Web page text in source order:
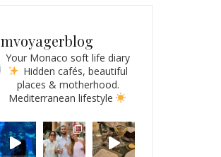
mvoyagerblog
Your Monaco soft life diary
Hidden cafés, beautiful
places & motherhood.
Mediterranean lifestyle